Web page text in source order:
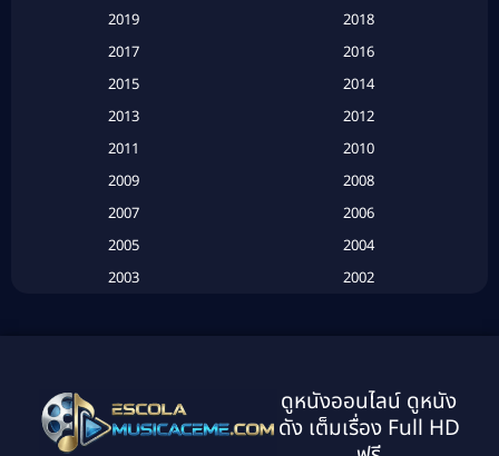
Based on a True Story เรื่องจริง (20)
(134)
Classic หนังคลาสสิก(21)
2019
2018
2017
2016
2015
2014
2013
2012
2011
2010
2009
2008
2007
2006
2005
2004
2003
2002
1995
1994
1993
1992
ดูหนังออนไลน์ ดูหนัง
ดัง เต็มเรื่อง Full HD